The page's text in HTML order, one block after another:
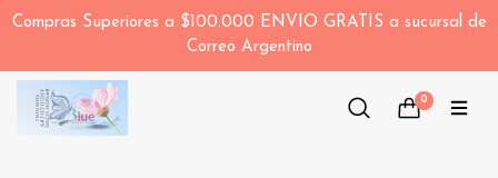
Compras Superiores a $100.000 ENVIO GRATIS a sucursal de
Correo Argentino
0